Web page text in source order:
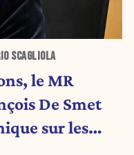
SCAGLIOLA
le MR
De Smet
sur les